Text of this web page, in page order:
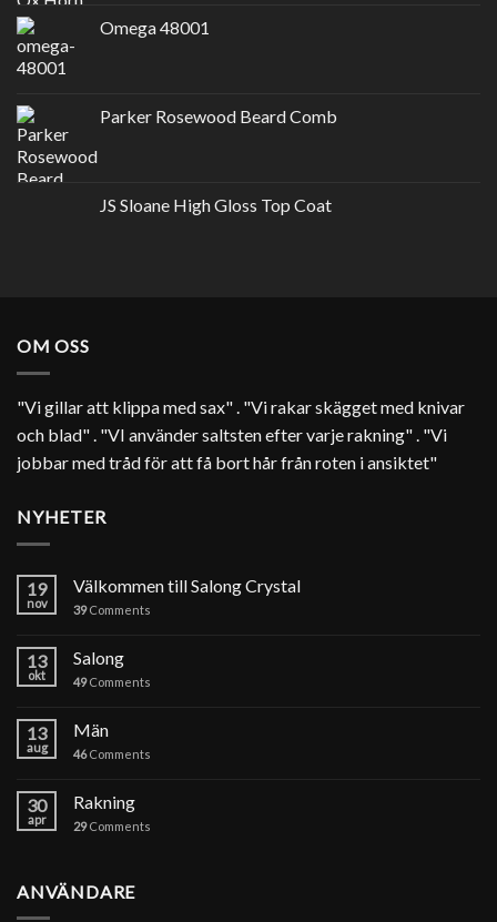
Omega 48001
Parker Rosewood Beard Comb
JS Sloane High Gloss Top Coat
OM OSS
"Vi gillar att klippa med sax" . "Vi rakar skägget med knivar
och blad" . "VI använder saltsten efter varje rakning" . "Vi
jobbar med tråd för att få bort hår från roten i ansiktet"
NYHETER
19
nov
Välkommen till Salong Crystal
39Comments
13
okt
Salong
49Comments
13
aug
Män
46Comments
30
apr
Rakning
29Comments
ANVÄNDARE